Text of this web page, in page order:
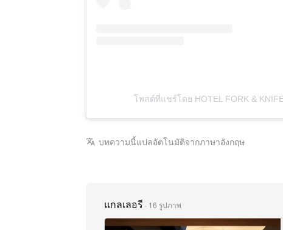
โพสต์ที่แชร์โดย HOTEL FORK &
บทความนี้แปลอัตโนมัติจากภาษาอังกฤษ
แกลเลอรี · 16 รูปภาพ